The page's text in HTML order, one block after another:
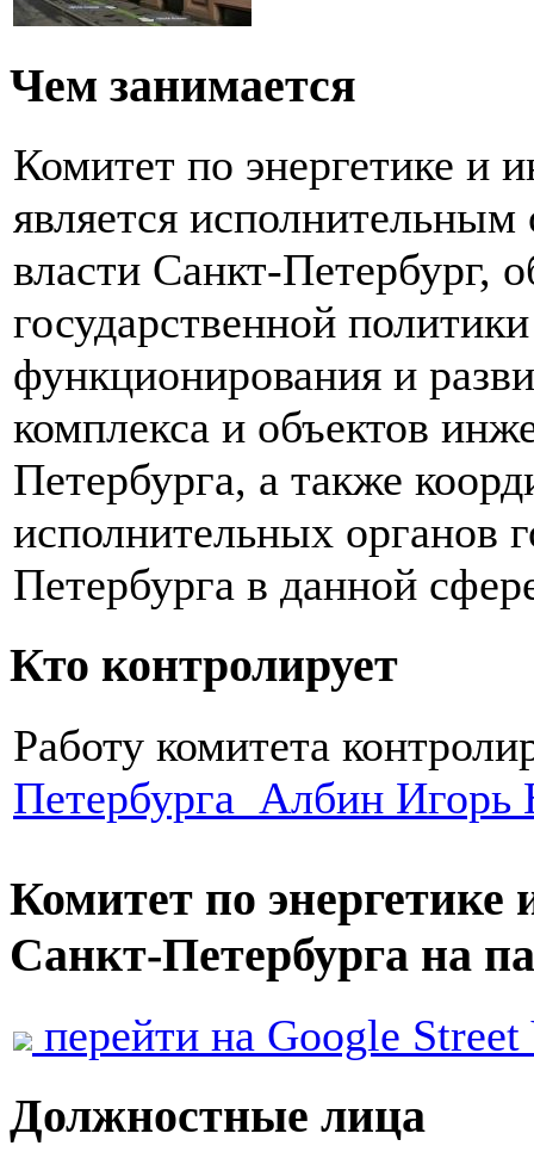
Чем занимается
Комитет по энергетике и
является исполнительным
власти Санкт-Петербург,
государственной
функционирования и
комплекса и объектов
Петербурга, а также
исполнительных органов
Петербурга в данной
Кто контролирует
Работу комитета
Петербурга Албин Игорь
Комитет по
Санкт-Петербурга на
перейти на Google
Должностные лица